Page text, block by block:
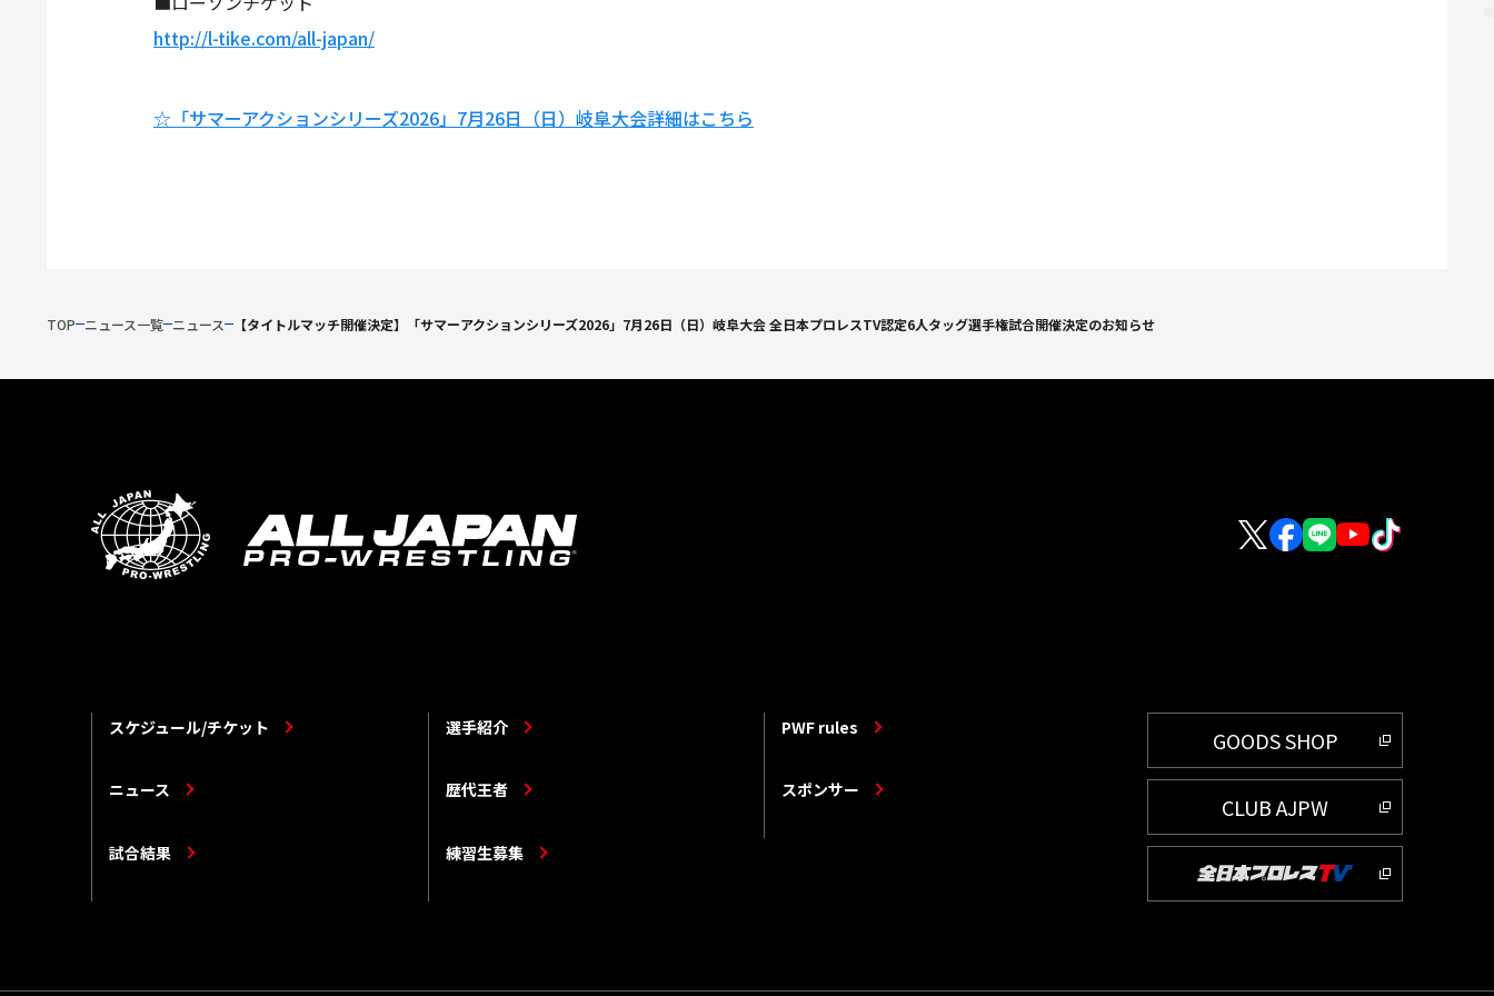
http://l-tike.com/all-japan/
☆「サマーアクションシリーズ2026」7月26日（日）岐阜大会詳細はこちら
TOP ニュース一覧 ニュース 【タイトルマッチ開催決定】「サマーアクションシリーズ2026」7月26日（日）岐阜大会 全日本プロレスTV認定6人タッグ選手権試合開催決定のお知らせ
スケジュール/チケット 選手紹介 PWF rules
ニュース 歴代王者 スポンサー
試合結果 練習生募集
GOODS SHOP
CLUB AJPW